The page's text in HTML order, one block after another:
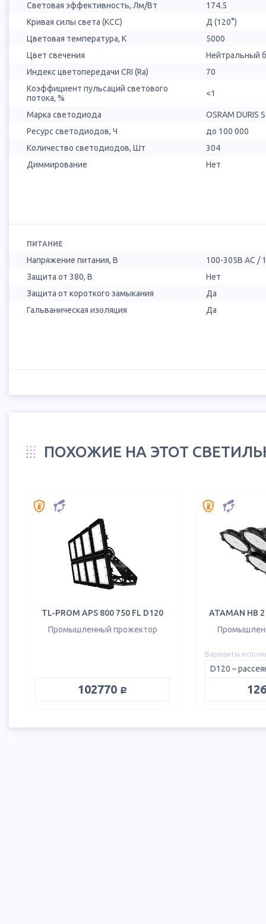
Световая эффективность, Лм/Вт
174.5
Кривая силы света (КСС)
Д (120°)
Цветовая температура, К
5000
Цвет свечения
Нейтральный
Индекс цветопередачи CRI (Ra)
70
Коэффициент пульсаций светового
потока, %
<1
Марка светодиода
OSRAM DURIS
Ресурс светодиодов, Ч
до 100 000
Количество светодиодов, Шт
304
Диммирование
Нет
ПИТАНИЕ
Напряжение питания, В
100-305В AC /
Защита от 380, В
Нет
Защита от короткого замыкания
Да
Гальваническая изоляция
Да
ПОХОЖИЕ НА ЭТОТ
TL-PROM APS 800 750 FL D120
Промышленный прожектор
102770 руб.
ATAMAN HB
Варианты